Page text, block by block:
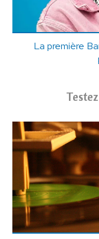
La première